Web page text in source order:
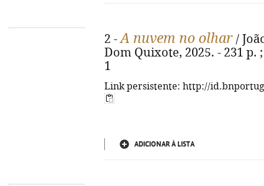
2 -A nuvem no olhar /
Dom Quixote, 2025. - 231 p.
1
Link persistente: http://
ADICIONAR À LISTA